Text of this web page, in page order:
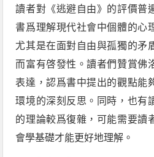
讀者對《逃避自由》的評價普
書爲理解現代社會中個體的心
尤其是在面對自由與孤獨的矛
而富有啓發性。讀者們贊賞佛
表達，認爲書中提出的觀點能
環境的深刻反思。同時，也有
的理論較爲復雜，可能需要讀
會學基礎才能更好地理解。